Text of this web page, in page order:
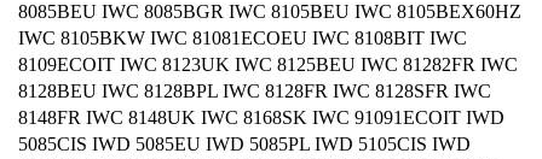
8085BEU IWC 8085BGR IWC 8105BEU IWC 8105BEX60HZ
IWC 8105BKW IWC 81081ECOEU IWC 8108BIT IWC
8109ECOIT IWC 8123UK IWC 8125BEU IWC 81282FR IWC
8128BEU IWC 8128BPL IWC 8128FR IWC 8128SFR IWC
8148FR IWC 8148UK IWC 8168SK IWC 91091ECOIT IWD
5085CIS IWD 5085EU IWD 5085PL IWD 5105CIS IWD